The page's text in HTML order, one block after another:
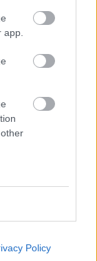
Policy
református